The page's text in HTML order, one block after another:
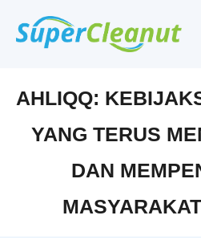
AHLIQQ:
YANG TERUS
DAN